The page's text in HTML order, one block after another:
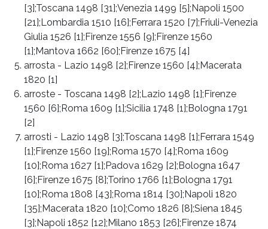
[3];Toscana 1498 [31];Venezia 1499 [5];Napoli 1500
[21];Lombardia 1510 [16];Ferrara 1520 [7];Friuli-Venezia
Giulia 1526 [1];Firenze 1556 [9];Firenze 1560
[1];Mantova 1662 [60];Firenze 1675 [4]
arrosta - Lazio 1498 [2];Firenze 1560 [4];Macerata
1820 [1]
arroste - Toscana 1498 [2];Lazio 1498 [1];Firenze
1560 [6];Roma 1609 [1];Sicilia 1748 [1];Bologna 1791
[2]
arrosti - Lazio 1498 [3];Toscana 1498 [1];Ferrara 1549
[1];Firenze 1560 [19];Roma 1570 [4];Roma 1609
[10];Roma 1627 [1];Padova 1629 [2];Bologna 1647
[6];Firenze 1675 [8];Torino 1766 [1];Bologna 1791
[10];Roma 1808 [43];Roma 1814 [30];Napoli 1820
[35];Macerata 1820 [10];Como 1826 [8];Siena 1845
[3];Napoli 1852 [12];Milano 1853 [26];Firenze 1874